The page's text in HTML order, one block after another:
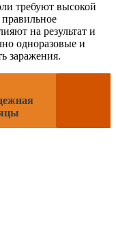
требуют высокой
на результат и
одноразовые и
заражения.